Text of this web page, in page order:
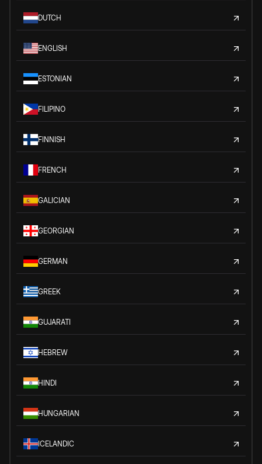
DUTCH
ENGLISH
ESTONIAN
FILIPINO
FINNISH
FRENCH
GALICIAN
GEORGIAN
GERMAN
GREEK
GUJARATI
HEBREW
HINDI
HUNGARIAN
ICELANDIC